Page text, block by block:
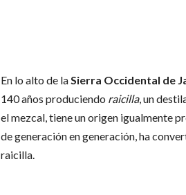
En lo alto de laSierra Occidental de
140 años produciendo raicilla, un
el mezcal, tiene un origen igualmente
de generación en generación, ha
raicilla.